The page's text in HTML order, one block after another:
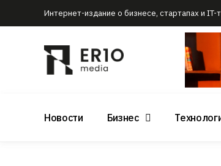
Интернет-издание о бизнесе, стартапах и IT-
Новости Бизнес